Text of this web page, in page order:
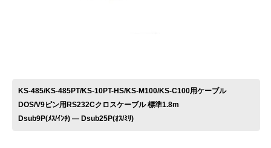
KS-485/KS-485PT/KS-10PT-HS/KS-M100/KS-C100用ケーブル
DOS/V9ピン用RS232Cクロスケーブル 標準1.8m
Dsub9P(ﾒｽ/ｲﾝﾁ) ― Dsub25P(ｵｽ/ﾐﾘ)